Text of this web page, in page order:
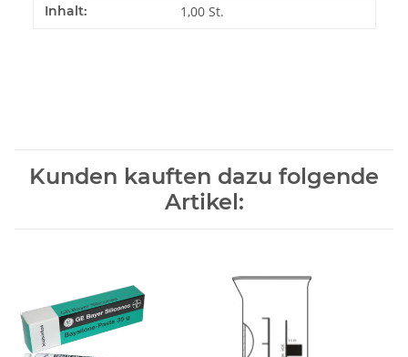
Produkteigenschaft
Wert
Inhalt: 1,00 St.
Kunden kauften dazu folgende
Artikel: